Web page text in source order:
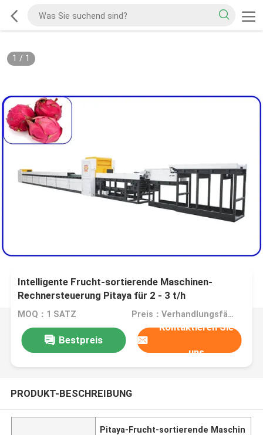
1 / 1
Intelligente Frucht-sortierende Maschinen-
Rechnersteuerung Pitaya für 2 - 3 t/h
MOQ：1 SATZ Preis：Verhandlungsfähig
Bestpreis
Kontaktieren Sie
uns
PRODUKT-BESCHREIBUNG
Pitaya-Frucht-sortierende Maschin